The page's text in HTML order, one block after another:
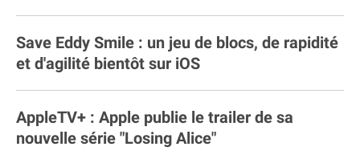
Save Eddy Smile : un jeu de blocs, de rapidité
et d'agilité bientôt sur iOS
AppleTV+ : Apple publie le trailer de sa
nouvelle série "Losing Alice"